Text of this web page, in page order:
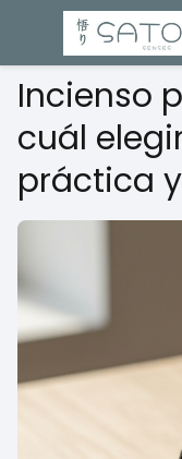
Incienso
cuál
práctica